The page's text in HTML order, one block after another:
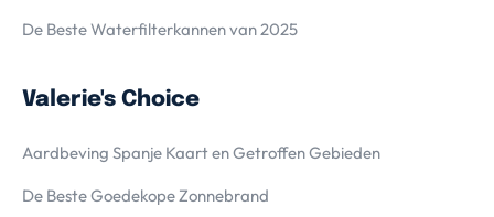
De Beste Waterfilterkannen van 2025
Valerie's Choice
Aardbeving Spanje Kaart en Getroffen Gebieden
De Beste Goedekope Zonnebrand